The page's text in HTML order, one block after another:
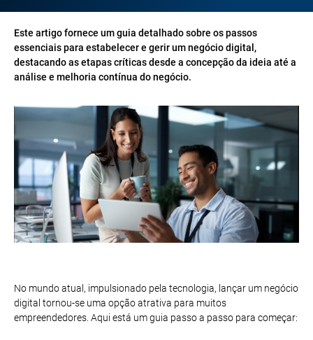
Este artigo fornece um guia detalhado sobre os passos
essenciais para estabelecer e gerir um negócio digital,
destacando as etapas críticas desde a concepção da ideia até a
análise e melhoria contínua do negócio.
No mundo atual, impulsionado pela tecnologia, lançar um negócio
digital tornou-se uma opção atrativa para muitos
empreendedores. Aqui está um guia passo a passo para começar: